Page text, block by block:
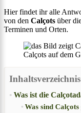
Hier findet ihr alle
von den Calçots über
Terminen und Orten.
Calçots auf dem
Inhaltsverzeichnis
Was ist die
Was sind Calçots